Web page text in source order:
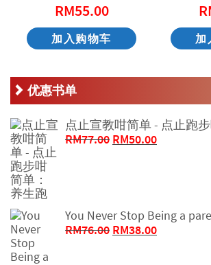
RM55.00
加入购物车 加
优惠书单
点止宣教咁简单 - 点止跑
RM77.00 原
RM50.00当
RM50.00。
You Never Stop Being a
RM76.00 原
RM38.00当